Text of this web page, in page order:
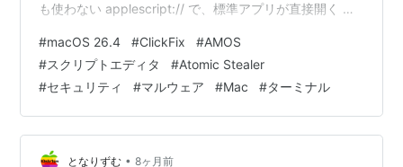
も使わない applescript:// で、標準アプリが直接開く 流
からできるのは、貼り付けの前で止まること 海外の反
応：コマンドを貼るのが「そういうもの」になっている
ひとこと：便利な自動化と、閉じられない扉 まとめ：塞
いだ扉の数ではなく、受け取り方で決まる どうも、とな
りです。 Macを狙う攻撃の多くは、もうアプリ…
#macOS 26.4 #ClickFix #AMOS
#スクリプトエディタ #Atomic Stealer
#セキュリティ #マルウェア #Mac #ターミナル
となりずむ • 8ヶ月前